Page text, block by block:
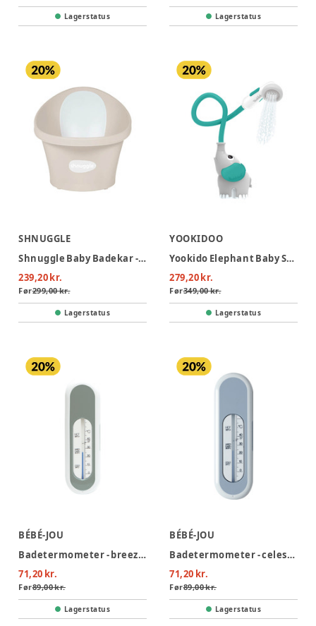
Lagerstatus Lagerstatus
SHNUGGLE
Shnuggle Baby Badekar - Beige/Hvid
239,20 kr.
Før299,00 kr.
Lagerstatus
YOOKIDOO
Yookido Elephant Baby Shower - Grøn
279,20 kr.
Før349,00 kr.
Lagerstatus
BÉBÉ-JOU
Badetermometer - breeze green
71,20 kr.
Før89,00 kr.
Lagerstatus
BÉBÉ-JOU
Badetermometer - celestical blue
71,20 kr.
Før89,00 kr.
Lagerstatus